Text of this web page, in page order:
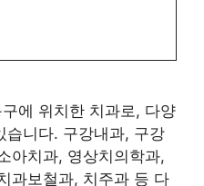
에 위치한 치과로, 다양
습니다. 구강내과, 구강
아치과, 영상치의학과,
과보철과, 치주과 등 다